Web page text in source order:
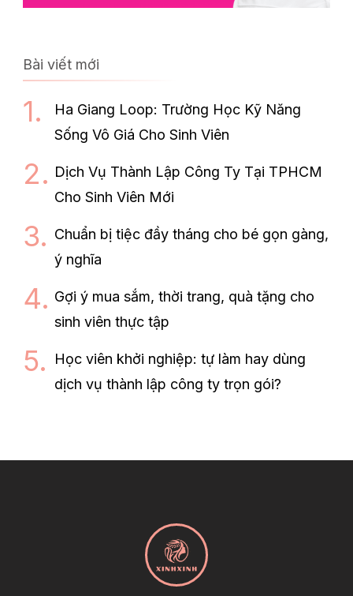
Bài viết mới
Ha Giang Loop: Trường Học Kỹ Năng
Sống Vô Giá Cho Sinh Viên
Dịch Vụ Thành Lập Công Ty Tại TPHCM
Cho Sinh Viên Mới
Chuẩn bị tiệc đầy tháng cho bé gọn gàng,
ý nghĩa
Gợi ý mua sắm, thời trang, quà tặng cho
sinh viên thực tập
Học viên khởi nghiệp: tự làm hay dùng
dịch vụ thành lập công ty trọn gói?